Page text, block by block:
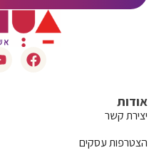
אודות
יצירת קשר
הצטרפות עסקים